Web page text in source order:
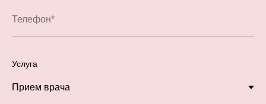
Услуга